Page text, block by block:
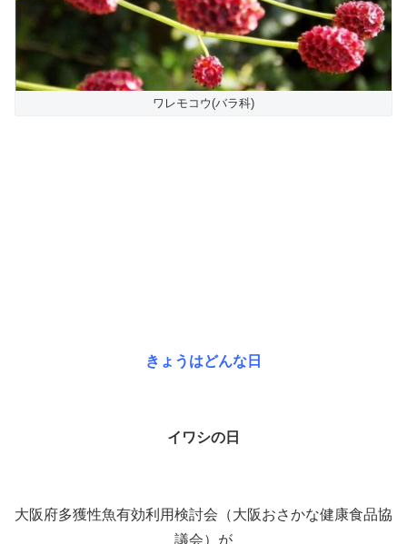
ワレモコウ(バラ科)
きょうはどんな日
イワシの日
大阪府多獲性魚有効利用検討会（大阪おさかな健康食品協
議会）が